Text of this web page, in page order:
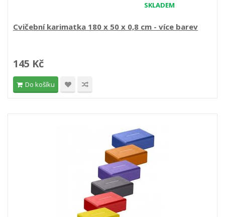
SKLADEM
Cvičební karimatka 180 x 50 x 0,8 cm - více barev
145 Kč
Do košíku